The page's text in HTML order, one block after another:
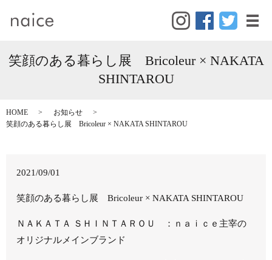
メ
笑顔のある暮らし展 Bricoleur × NAKATA
SHINTAROU
HOME
お知らせ
笑顔のある暮らし展 Bricoleur × NAKATA SHINTAROU
2021/09/01
笑顔のある暮らし展 Bricoleur × NAKATA SHINTAROU
ＮＡＫＡＴＡ ＳＨＩＮＴＡＲＯＵ ：ｎａｉｃｅ主宰の
オリジナルメインブランド